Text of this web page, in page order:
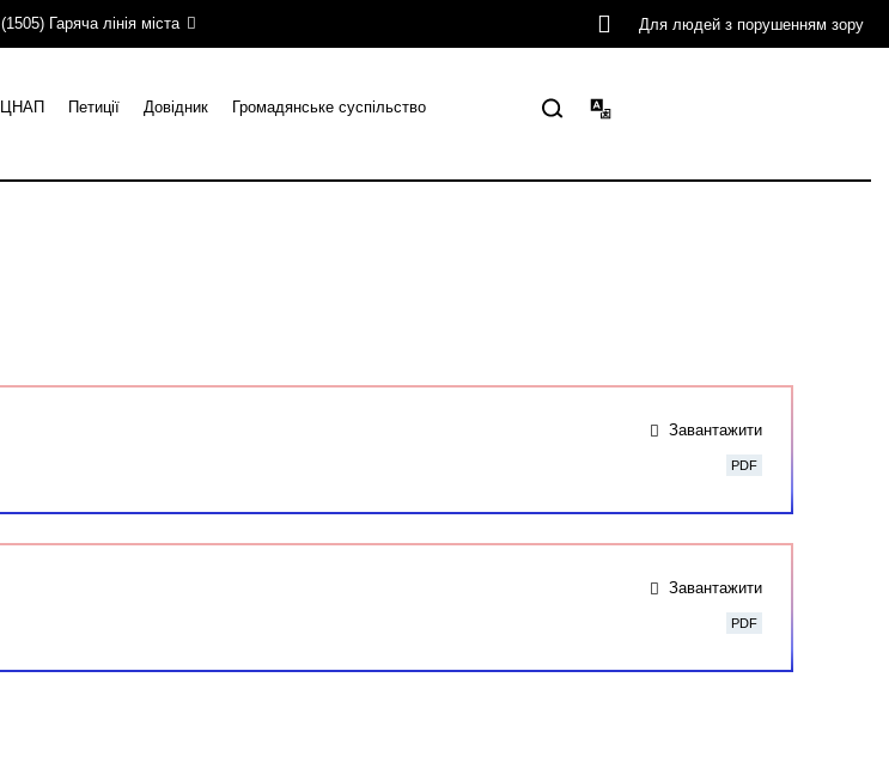
(1505) Гаряча лінія міста Для людей з порушенням зору
ЦНАП Петиції Довідник Громадянське суспільство
Завантажити
PDF
Завантажити
PDF